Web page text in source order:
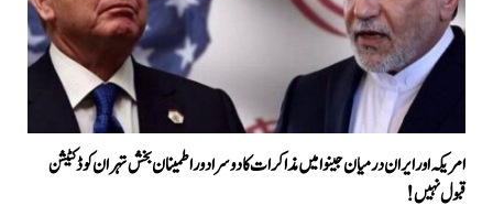
امریکہ اور ایران درمیان جینوا میں مذاکرات کا دوسرا دور اطمینان بخش تہران کو ڈکٹیشن
قبول نہیں!